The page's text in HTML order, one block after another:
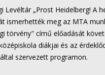
Levéltár „Prost Heidelberg! A
ismerhették meg az MTA
törvény" című előadását
diákjai és az
szervezett programon.